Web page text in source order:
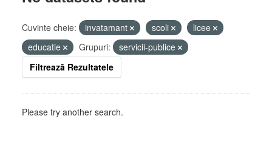
Cuvinte cheie: invatamant scoli
licee
educatie
Grupuri:
servicii-publice
Filtrează Rezultatele
Please try another search.